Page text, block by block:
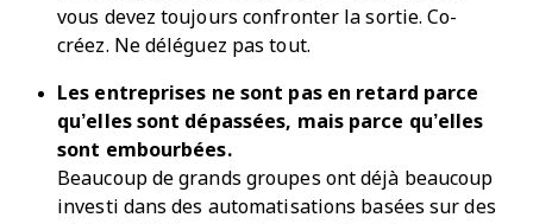
vous devez toujours confronter la sortie. Co-
créez. Ne déléguez pas tout.
Les entreprises ne sont pas en retard parce
qu’elles sont dépassées, mais parce qu’elles
sont embourbées.
Beaucoup de grands groupes ont déjà beaucoup
investi dans des automatisations basées sur des